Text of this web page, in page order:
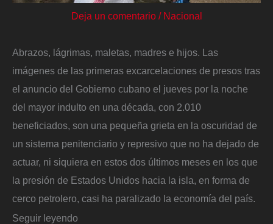
Deja un comentario / Nacional
Abrazos, lágrimas, maletas, madres e hijos. Las
imágenes de las primeras excarcelaciones de presos tras
el anuncio del Gobierno cubano el jueves por la noche
del mayor indulto en una década, con 2.010
beneficiados, son una pequeña grieta en la oscuridad de
un sistema penitenciario y represivo que no ha dejado de
actuar, ni siquiera en estos dos últimos meses en los que
la presión de Estados Unidos hacia la isla, en forma de
cerco petrolero, casi ha paralizado la economía del país.
Seguir leyendo